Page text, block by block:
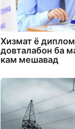
Хизмат ё
довталабон ба
кам мешавад